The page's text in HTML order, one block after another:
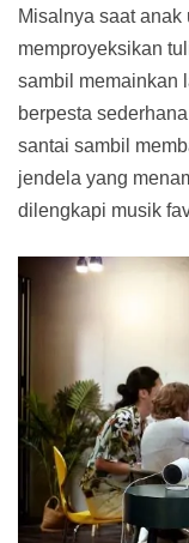
Misalnya saat
memproyeksikan
sambil memainkan
berpesta
santai sambil
jendela yang
dilengkapi musik